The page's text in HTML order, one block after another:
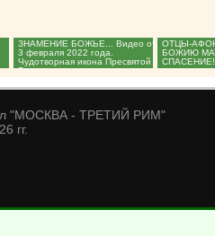
ЗНАМЕНИЕ БОЖЬЕ... Видео от
3 февраля 2022 года.
Чудотворная икона Пресвятой
Богородицы продолжает...
ОТЦЫ-
БОЖИЮ
СПАСЕНИЕ!
"МОСКВА - ТРЕТИЙ РИМ"
гг.